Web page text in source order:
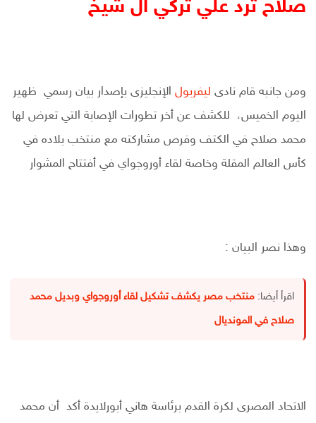
صلاح ترد علي تركي ال شيخ
ومن جانبه قام نادى ليفربول الإنجليزى بإصدار بيان رسمي ظهير
اليوم الخميس، للكشف عن أخر تطورات الإصابة التي تعرض لها
محمد صلاح في الكتف وفرص مشاركته مع منتخب بلاده في
كأس العالم المقلة وخاصة لقاء أوروجواي في أفتتاح المشوار
وهذا نصر البيان :
اقرأ أيضا: منتخب مصر يكشف تشكيل لقاء أوروجواي وبديل محمد
صلاح في المونديال
الاتحاد المصرى لكرة القدم برئاسة هاني أبورلايدة أكد أن محمد